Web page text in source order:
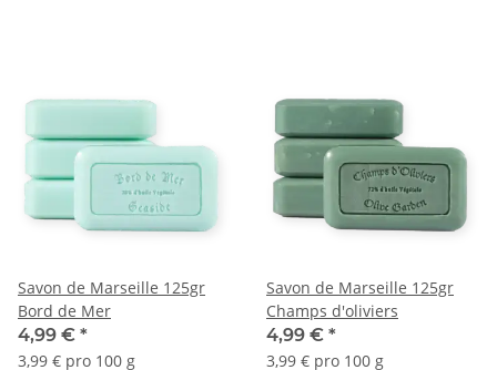
Savon de Marseille 125gr
Bord de Mer
4,99 € *
3,99 € pro 100 g
Savon de Marseille 125gr
Champs d'oliviers
4,99 € *
3,99 € pro 100 g